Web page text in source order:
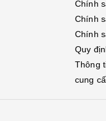
Chính
Chính
Chính
Quy
Thông
cung